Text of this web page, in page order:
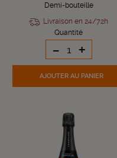
Demi-bouteille
Livraison en 24/72h
Quantité
- +
AJOUTERAU PANIER